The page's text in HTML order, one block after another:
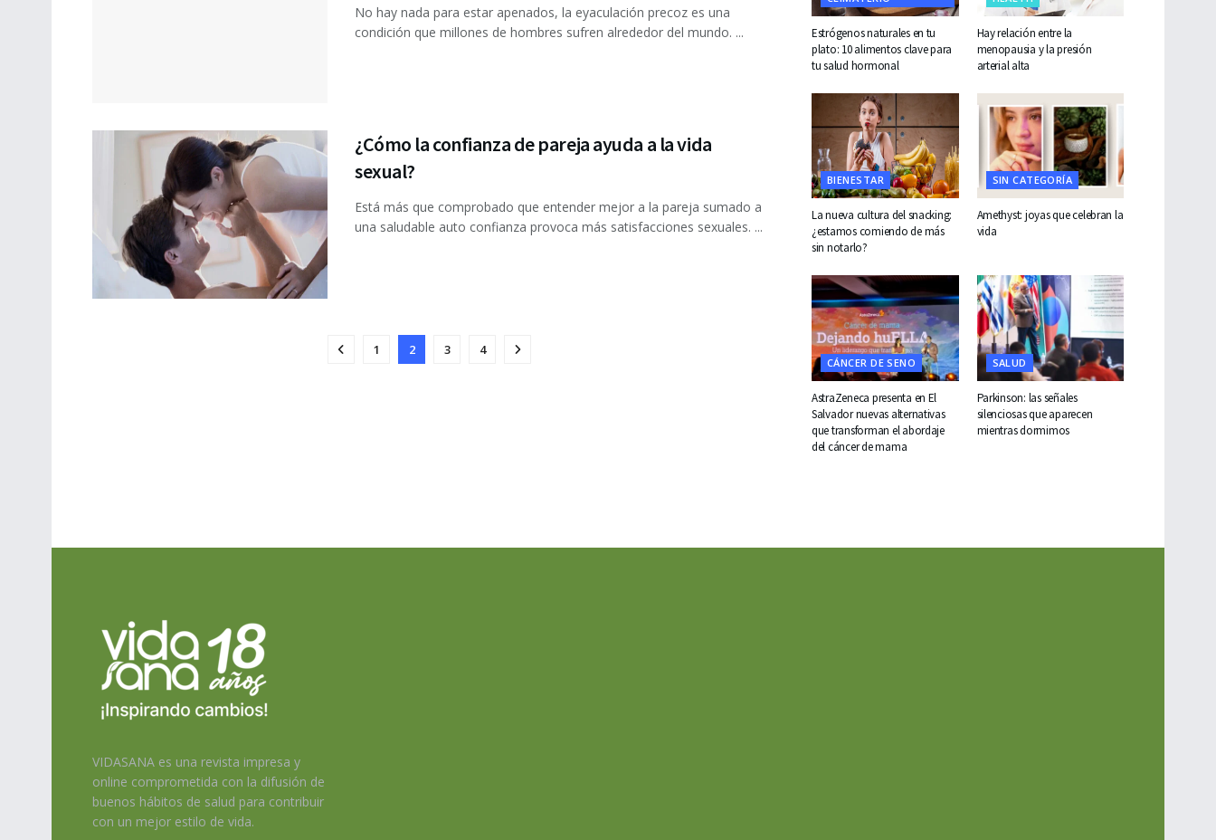
No hay nada para estar apenados, la eyaculación precoz es una
condición que millones de hombres sufren alrededor del mundo. ...
¿Cómo la confianza de pareja ayuda a la vida
sexual?
Está más que comprobado que entender mejor a la pareja sumado a
una saludable auto confianza provoca más satisfacciones sexuales. ...
1 2 3 4
Estrógenos naturales en tu
plato: 10 alimentos clave para
tu salud hormonal
Hay relación entre la
menopausia y la presión
arterial alta
BIENESTAR
La nueva cultura del snacking:
¿estamos comiendo de más
sin notarlo?
SIN CATEGORÍA
Amethyst: joyas que celebran la
vida
CÁNCER DE SENO
AstraZeneca presenta en El
Salvador nuevas alternativas
que transforman el abordaje
del cáncer de mama
SALUD
Parkinson: las señales
silenciosas que aparecen
mientras dormimos
VIDASANA es una revista impresa y
online comprometida con la difusión de
buenos hábitos de salud para contribuir
con un mejor estilo de vida.